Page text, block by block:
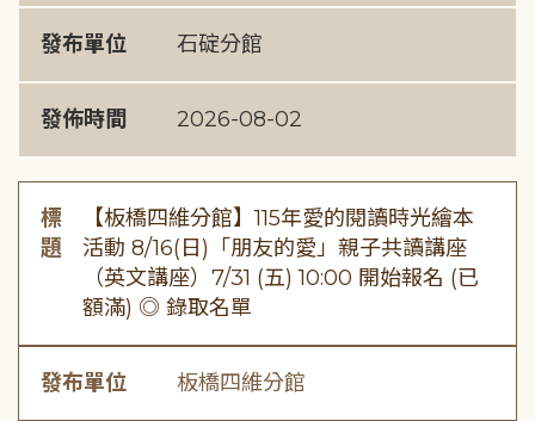
發布單位 石碇分館
發佈時間 2026-08-02
標
題
【板橋四維分館】115年愛的閱讀時光繪本
活動 8/16(日)「朋友的愛」親子共讀講座
（英文講座）7/31 (五) 10:00 開始報名 (已
額滿) ◎ 錄取名單
發布單位 板橋四維分館